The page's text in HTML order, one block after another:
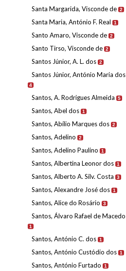
Santa Margarida, Visconde de 2
Santa Maria, António F. Real 1
Santo Amaro, Visconde de 2
Santo Tirso, Visconde de 2
Santos Júnior, A. L. dos 2
Santos Júnior, António Maria dos
4
Santos, A. Rodrigues Almeida 5
Santos, Abel dos 1
Santos, Abílio Marques dos 2
Santos, Adelino 2
Santos, Adelino Paulino 1
Santos, Albertina Leonor dos 1
Santos, Alberto A. Silv. Costa 3
Santos, Alexandre José dos 1
Santos, Alice do Rosário 3
Santos, Álvaro Rafael de Macedo
1
Santos, António C. dos 1
Santos, António Custódio dos 1
Santos, António Furtado 1